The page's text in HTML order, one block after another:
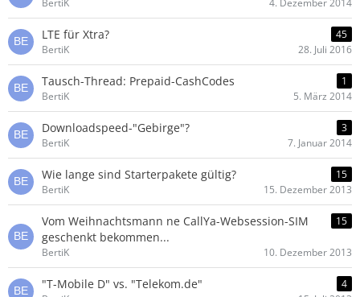
BertiK
4. Dezember 2014
LTE für Xtra?
45
BertiK
28. Juli 2016
Tausch-Thread: Prepaid-CashCodes
1
BertiK
5. März 2014
Downloadspeed-"Gebirge"?
3
BertiK
7. Januar 2014
Wie lange sind Starterpakete gültig?
15
BertiK
15. Dezember 2013
Vom Weihnachtsmann ne CallYa-Websession-SIM
geschenkt bekommen...
15
BertiK 10. Dezember 2013
"T-Mobile D" vs. "Telekom.de"
4